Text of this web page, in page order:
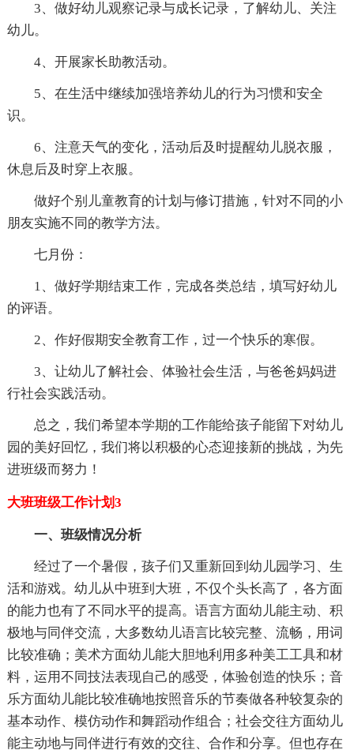
3、做好幼儿观察记录与成长记录，了解幼儿、关注
幼儿。
4、开展家长助教活动。
5、在生活中继续加强培养幼儿的行为习惯和安全
识。
6、注意天气的变化，活动后及时提醒幼儿脱衣服，
休息后及时穿上衣服。
做好个别儿童教育的计划与修订措施，针对不同的小
朋友实施不同的教学方法。
七月份：
1、做好学期结束工作，完成各类总结，填写好幼儿
的评语。
2、作好假期安全教育工作，过一个快乐的寒假。
3、让幼儿了解社会、体验社会生活，与爸爸妈妈进
行社会实践活动。
总之，我们希望本学期的工作能给孩子能留下对幼儿
园的美好回忆，我们将以积极的心态迎接新的挑战，为先
进班级而努力！
大班班级工作计划3
一、班级情况分析
经过了一个暑假，孩子们又重新回到幼儿园学习、生
活和游戏。幼儿从中班到大班，不仅个头长高了，各方面
的能力也有了不同水平的提高。语言方面幼儿能主动、积
极地与同伴交流，大多数幼儿语言比较完整、流畅，用词
比较准确；美术方面幼儿能大胆地利用多种美工工具和材
料，运用不同技法表现自己的感受，体验创造的快乐；音
乐方面幼儿能比较准确地按照音乐的节奏做各种较复杂的
基本动作、模仿动作和舞蹈动作组合；社会交往方面幼儿
能主动地与同伴进行有效的交往、合作和分享。但也存在